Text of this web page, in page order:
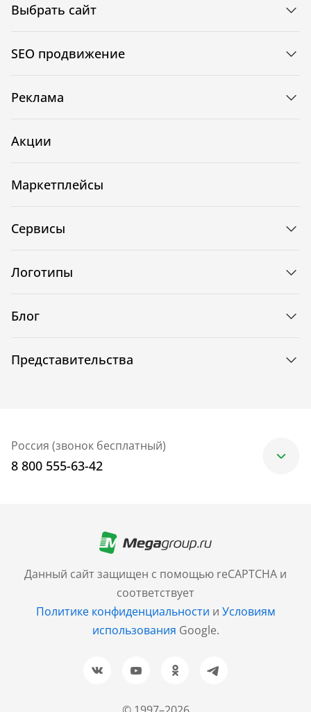
Данный сайт защищен с помощью reCAPTCHA и
соответствует
Политике конфиденциальности и Условиям
использования Google.
Выбрать сайт
SEO продвижение
Реклама
Акции
Маркетплейсы
Сервисы
Логотипы
Блог
Представительства
Россия (звонок бесплатный)
8 800 555-63-42
+7 (499) 705-30-10
Санкт-Петербург
+7 (812) 600-77-33
Барнаул
+7 (961) 999-93-93
Новосибирск